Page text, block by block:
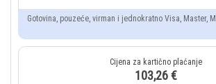
Gotovina, pouzeće, virman i jednokratno Visa, Master,
103,26 €